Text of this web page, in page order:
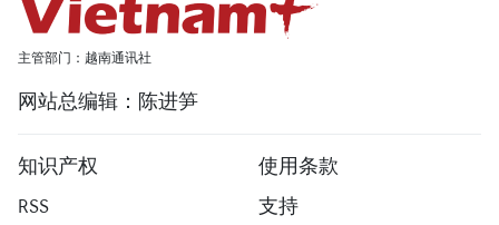
主管部门：越南通讯社
网站总编辑：陈进笋
知识产权
使用条款
RSS
支持